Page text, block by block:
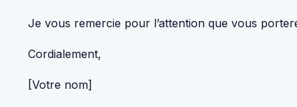
Je vous remercie pour l’attention que vous
Cordialement,
[Votre nom]